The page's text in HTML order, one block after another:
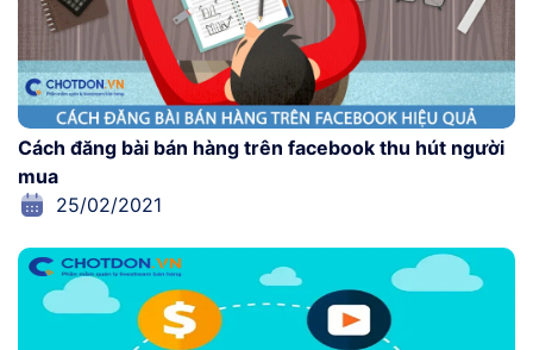
Cách đăng bài bán hàng trên facebook thu hút người
mua
25/02/2021